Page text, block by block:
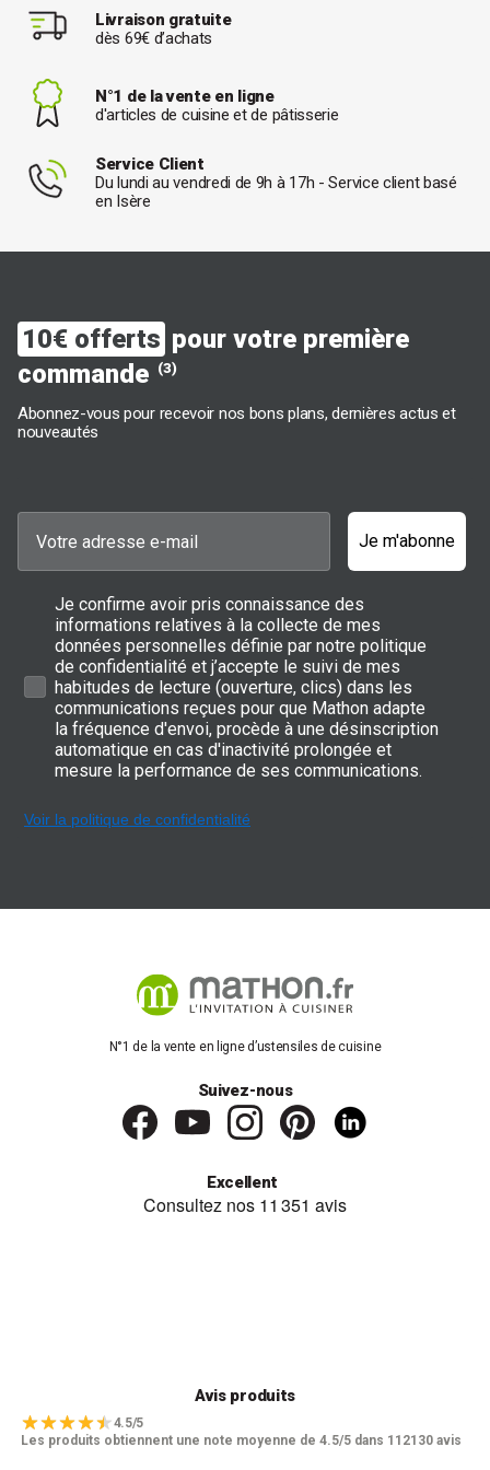
Livraison gratuite
dès 69€ d’achats
N°1 de la vente en ligne
d'articles de cuisine et de pâtisserie
Service Client
Du lundi au vendredi de 9h à 17h - Service client basé
en Isère
10€ offerts pour votre première
commande (3)
Abonnez-vous pour recevoir nos bons plans, dernières actus et
nouveautés
Je m'abonne
Je confirme avoir pris connaissance des
informations relatives à la collecte de mes
données personnelles définie par notre politique
de confidentialité et j’accepte le suivi de mes
habitudes de lecture (ouverture, clics) dans les
communications reçues pour que Mathon adapte
la fréquence d'envoi, procède à une désinscription
automatique en cas d'inactivité prolongée et
mesure la performance de ses communications.
Voir la politique de confidentialité
N°1 de la vente en ligne d’ustensiles de cuisine
Suivez-nous
Excellent
Avis produits
4.5/5
Les produits obtiennent une note moyenne de 4.5/5 dans 112130 avis